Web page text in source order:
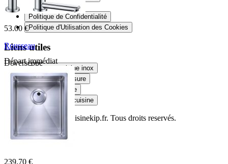
53.00 €
Rousseau
Doverscope
Départ immédiat
239.70 €
Mentions Légales
Politique de Confidentialité
Politique d'Utilisation des Cookies
Liens utiles
Crédence cuisine inox
Douche sur mesure
Plateau en verre
Plan de travail cuisine
© Copyright 2014 Cuisinekip.fr. Tous droits reservés.